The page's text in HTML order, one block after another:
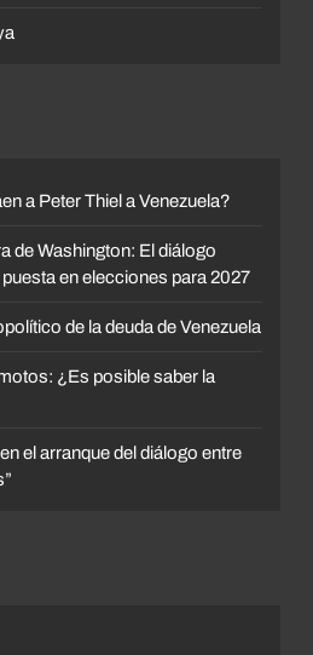
a Peter Thiel a Venezuela?
de Washington: El diálogo
en elecciones para 2027
de la deuda de Venezuela
¿Es posible saber la
el arranque del diálogo entre